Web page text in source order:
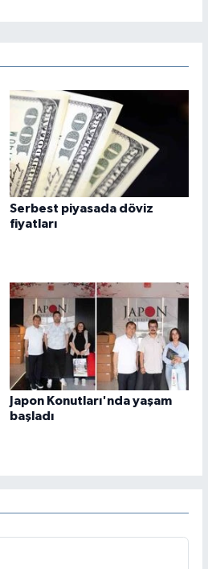
Serbest piyasada döviz
fiyatları
Japon Konutları'nda yaşam
başladı